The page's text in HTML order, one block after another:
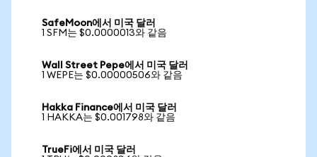
SafeMoon에서 미국 달러
1 SFM는 $0.0000013와 같음
Wall Street Pepe에서 미국 달러
1 WEPE는 $0.00000506와 같음
Hakka Finance에서 미국 달러
1 HAKKA는 $0.001798와 같음
TrueFi에서 미국 달러